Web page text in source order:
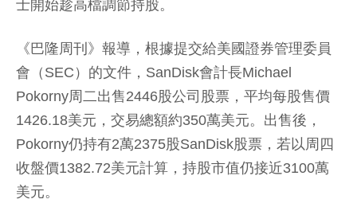
士開始趁高檔調節持股。
《巴隆周刊》報導，根據提交給美國證券管理委員
會（SEC）的文件，SanDisk會計長Michael
Pokorny周二出售2446股公司股票，平均每股售價
1426.18美元，交易總額約350萬美元。出售後，
Pokorny仍持有2萬2375股SanDisk股票，若以周四
收盤價1382.72美元計算，持股市值仍接近3100萬
美元。